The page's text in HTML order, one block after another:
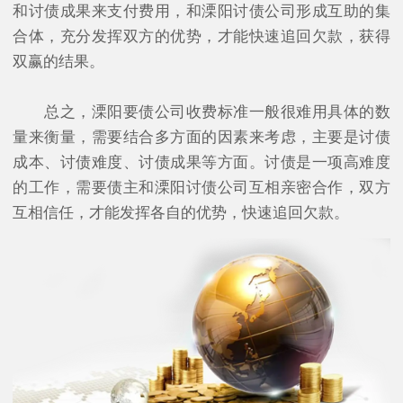
和讨债成果来支付费用，和溧阳讨债公司形成互助的集
合体，充分发挥双方的优势，才能快速追回欠款，获得
双赢的结果。
总之，溧阳要债公司收费标准一般很难用具体的数
量来衡量，需要结合多方面的因素来考虑，主要是讨债
成本、讨债难度、讨债成果等方面。讨债是一项高难度
的工作，需要债主和溧阳讨债公司互相亲密合作，双方
互相信任，才能发挥各自的优势，快速追回欠款。